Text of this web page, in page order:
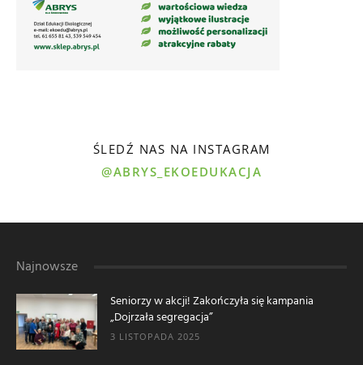
ŚLEDŹ NAS NA INSTAGRAM
@ABRYS_EKOEDUKACJA
Najnowsze
Seniorzy w akcji! Zakończyła się kampania
„Dojrzała segregacja”
3 LISTOPADA 2025